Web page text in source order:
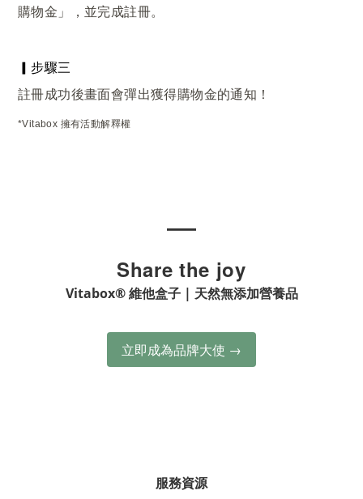
購物金」，並完成註冊。
▎步驟三
註冊成功後畫面會彈出獲得購物金的通知！
*Vitabox 擁有活動解釋權
━
Share the joy
Vitabox® 維他盒子 | 天然無添加營養品
立即成為品牌大使 →
服務資源